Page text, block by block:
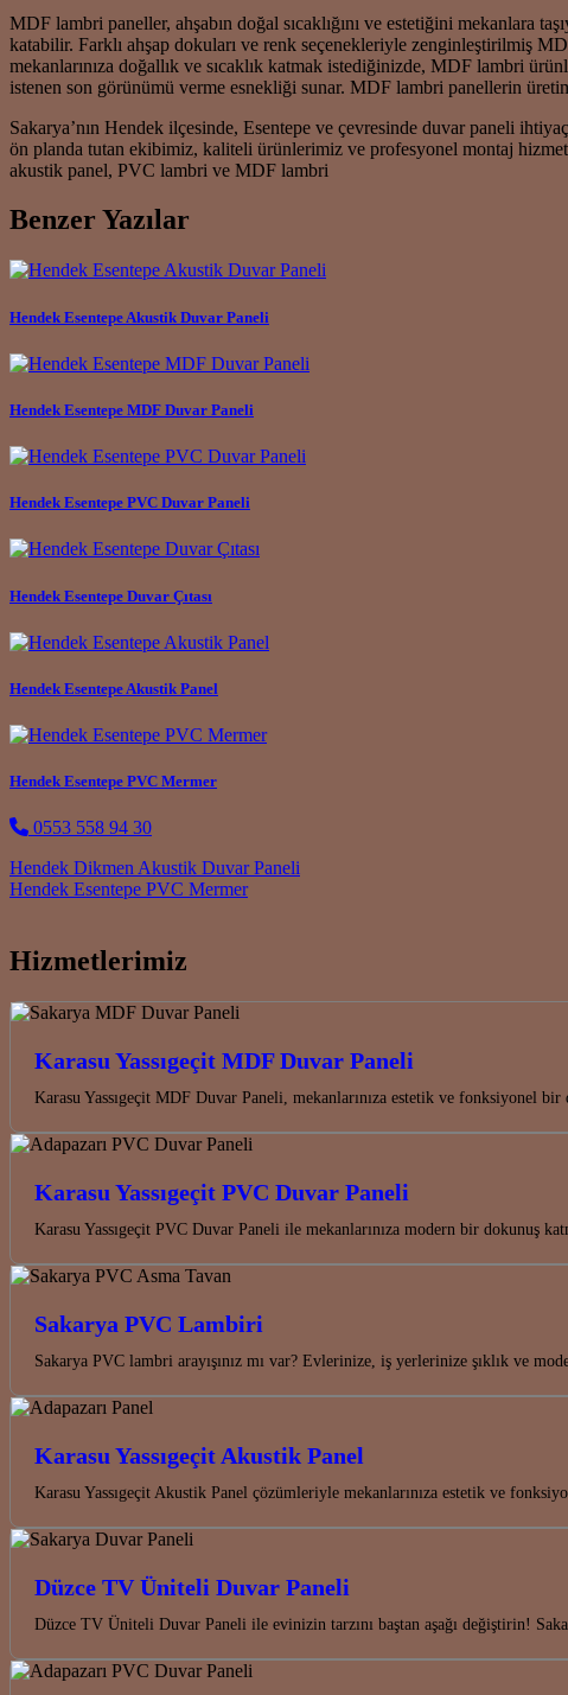
MDF lambri paneller, ahşabın doğal sıcaklığını ve estetiğini mekanlara
katabilir. Farklı ahşap dokuları ve renk seçenekleriyle zenginleştirilmiş
mekanlarınıza doğallık ve sıcaklık katmak istediğinizde, MDF lambri
istenen son görünümü verme esnekliği sunar. MDF lambri panellerin
Sakarya’nın Hendek ilçesinde, Esentepe ve çevresinde duvar paneli
ön planda tutan ekibimiz, kaliteli ürünlerimiz ve profesyonel montaj
akustik panel, PVC lambri ve MDF lambri
Benzer Yazılar
Hendek Esentepe Akustik Duvar Paneli
Hendek Esentepe MDF Duvar Paneli
Hendek Esentepe PVC Duvar Paneli
Hendek Esentepe Duvar Çıtası
Hendek Esentepe Akustik Panel
Hendek Esentepe PVC Mermer
0553 558 94 30
Post navigation
Hendek Dikmen Akustik Duvar Paneli
Hendek Esentepe PVC Mermer
Hizmetlerimiz
Karasu Yassıgeçit MDF Duvar Paneli
Karasu Yassıgeçit MDF Duvar Paneli, mekanlarınıza estetik ve fonksiyonel
Karasu Yassıgeçit PVC Duvar Paneli
Karasu Yassıgeçit PVC Duvar Paneli ile mekanlarınıza modern bir dokunuş
Sakarya PVC Lambiri
Sakarya PVC lambri arayışınız mı var? Evlerinize, iş yerlerinize şıklık ve
Karasu Yassıgeçit Akustik Panel
Karasu Yassıgeçit Akustik Panel çözümleriyle mekanlarınıza estetik ve
Düzce TV Üniteli Duvar Paneli
Düzce TV Üniteli Duvar Paneli ile evinizin tarzını baştan aşağı değiştirin!